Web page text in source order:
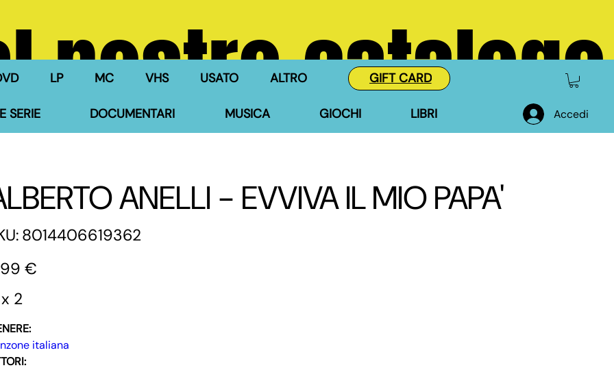
LP MC VHS USATO ALTRO
SERIE DOCUMENTARI MUSICA GIOCHI LIBRI
GIFT CARD
Accedi
nostro catalogo
ANELLI - EVVIVA IL MIO PAPA'
SKU
8014406619362
8014406619362
€
2
italiana